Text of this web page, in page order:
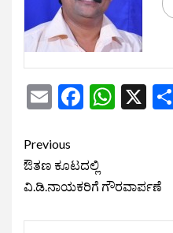
Email X
Previous
ಔತಣ ಕೂಟದಲ್ಲಿ
ವಿ.ಡಿ.ನಾಯಕರಿಗೆ ಗೌರವಾರ್ಪಣೆ